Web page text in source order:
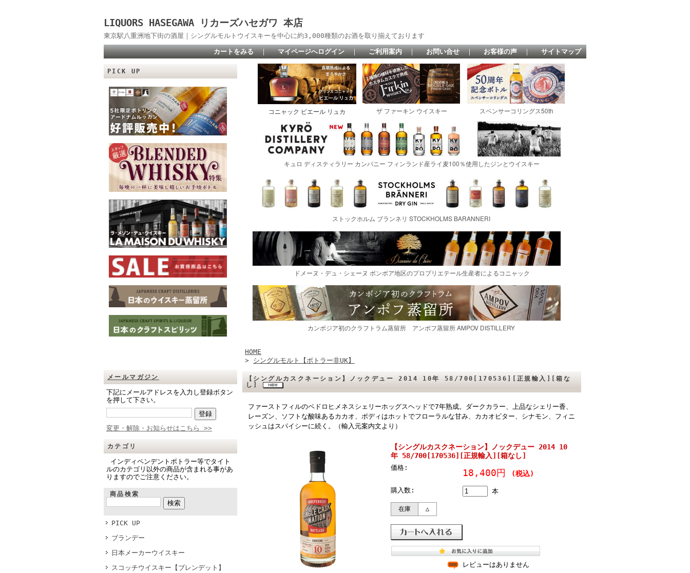
LIQUORS HASEGAWA リカーズハセガワ 本店
東京駅八重洲地下街の酒屋｜シングルモルトウイスキーを中心に約3,000種類のお酒を取り揃えております
カートをみる ｜ マイページへログイン ｜ ご利用案内 ｜ お問い合せ ｜ お客様の声 ｜ サイトマップ
PICK UP
メールマガジン
下記にメールアドレスを入力し登録ボタン
を押して下さい。
変更・解除・お知らせはこちら >>
カテゴリ
インディペンデントボトラー等でタイト
ルのカテゴリ以外の商品が含まれる事があ
りますのでご注意ください。
商品検索
PICK UP
ブランデー
日本メーカーウイスキー
スコッチウイスキー【ブレンデット】
HOME
> シングルモルト【ボトラー非UK】
【シングルカスクネーション】ノックデュー 2014 10年 58/700[170536][正規輸入][箱な
し]
ファーストフィルのペドロヒメネスシェリーホッグスヘッドで7年熟成。ダークカラー、上品なシェリー香、
レーズン、ソフトな酸味あるカカオ、ボディはホットでフローラルな甘み、カカオビター、シナモン、フィニ
ッシュはスパイシーに続く。（輸入元案内文より）
【シングルカスクネーション】ノックデュー 2014 10
年 58/700[170536][正規輸入][箱なし]
価格: 18,400円 (税込)
購入数: 本
在庫 △
レビューはありません